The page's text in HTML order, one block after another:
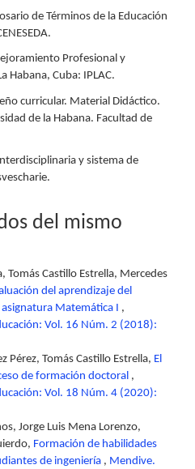
de Términos de la Educación
Profesional y
Habana, Cuba: IPLAC.
curricular. Material Didáctico.
de la Habana. Facultad de
y sistema de
del mismo
Tomás Castillo Estrella, Mercedes
del aprendizaje del
Matemática I ,
Vol. 16 Núm. 2 (2018):
Pérez, Tomás Castillo Estrella, El
de formación doctoral ,
Vol. 18 Núm. 4 (2020):
Jorge Luis Mena Lorenzo,
Formación de habilidades
de ingeniería , Mendive.